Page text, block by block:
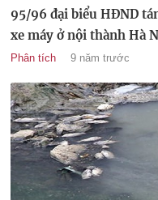
95/96 đại biểu HĐND
xe máy ở nội thành Hà
Phân tích 9 năm trước